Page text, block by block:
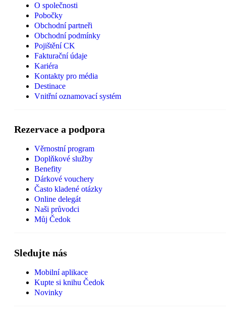
O společnosti
Pobočky
Obchodní partneři
Obchodní podmínky
Pojištění CK
Fakturační údaje
Kariéra
Kontakty pro média
Destinace
Vnitřní oznamovací systém
Rezervace a podpora
Věrnostní program
Doplňkové služby
Benefity
Dárkové vouchery
Často kladené otázky
Online delegát
Naši průvodci
Můj Čedok
Sledujte nás
Mobilní aplikace
Kupte si knihu Čedok
Novinky